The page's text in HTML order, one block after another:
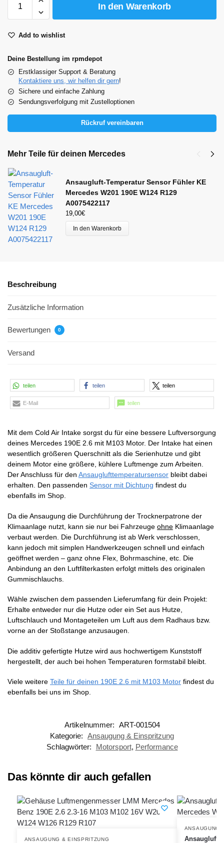
In den Warenkorb
Add to wishlist
Deine Bestellung im rpmdepot
Erstklassiger Support & Beratung
Kontaktiere uns, wir helfen dir gern!
Sichere und einfache Zahlung
Sendungsverfolgung mit Zustelloptionen
Rückruf vereinbaren
Mehr Teile für deinen Mercedes
Ansaugluft-Temperatur Sensor Fühler KE
Mercedes W201 190E W124 R129
A0075422117
19,00€
In den Warenkorb
Beschreibung
Zusätzliche Information
Bewertungen 0
Versand
teilen teilen teilen
E-Mail teilen
Mit dem Cold Air Intake sorgst du für eine bessere Luftversorgung
deines Mercedes 190E 2.6 mit M103 Motor. Der Intake hat einen
wesentlich größeren Querschnitt als die Serienhutze und gibt
deinem Motor eine größere, kühlere Luftmenge zum Arbeiten.
Der Anschluss für den Ansauglufttemperatursensor bleibt dabei
erhalten. Den passenden Sensor mit Dichtung findest du
ebenfalls im Shop.
Da die Ansaugung die Durchführung der Trocknerpatrone der
Klimaanlage nutzt, kann sie nur bei Fahrzeuge ohne Klimaanlage
verbaut werden. Die Durchführung ist ab Werk verschlossen,
kann jedoch mit simplen Handwerkzeugen schnell und einfach
geöffnet werden – ganz ohne Flex, Bohrmaschine, etc. Die
Anbindung an den Luftfilterkasten erfolgt mittels des originalen
Gummischlauchs.
Wähle zwischen dem passenden Lieferumfang für dein Projekt:
Erhalte entweder nur die Hutze oder ein Set aus Hutze,
Luftschlauch und Montageteilen um Luft aus dem Radhaus bzw.
vorne an der Stoßstange anzusaugen.
Die additiv gefertigte Hutze wird aus hochwertigem Kunststoff
hergestellt, der auch bei hohen Temperaturen formstabil bleibt.
Viele weitere Teile für deinen 190E 2.6 mit M103 Motor findest du
ebenfalls bei uns im Shop.
Artikelnummer: ART-001504
Kategorie: Ansaugung & Einspritzung
Schlagwörter:
Motorsport, Performance
Das könnte dir auch gefallen
ANSAUGUNG & EINSPRITZUNG
ANSAUGUNG
Ansaugluft-